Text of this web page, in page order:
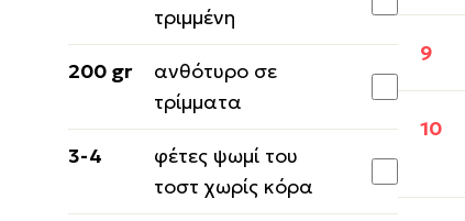
τριμμένη
200 gr
ανθότυρο σε
τρίμματα
3-4
φέτες ψωμί του
τοστ χωρίς κόρα